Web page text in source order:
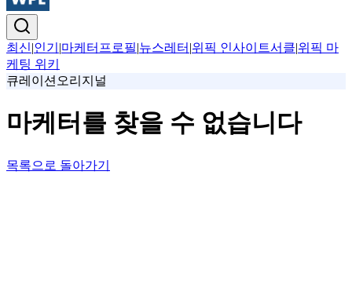
최신|인기 |마케터프로필|뉴스레터 |위픽 인사이트서클|위픽 마
케팅 위키
큐레이션 오리지널
마케터를 찾을 수 없습니다
목록으로 돌아가기